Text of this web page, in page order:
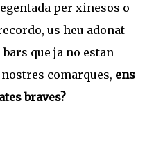
per xinesos o
us heu adonat
que ja no estan
comarques, ens
braves?